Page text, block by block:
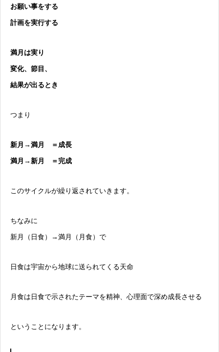
お願い事をする
計画を実行する
満月は実り
変化、節目、
結果が出るとき
つまり
新月→満月 ＝成長
満月→新月 ＝完成
このサイクルが繰り返されていきます。
ちなみに
新月（日食）→満月（月食）で
日食は宇宙から地球に送られてくる天命
月食は日食で示されたテーマを精神、心理面で深め成長させる
ということになります。